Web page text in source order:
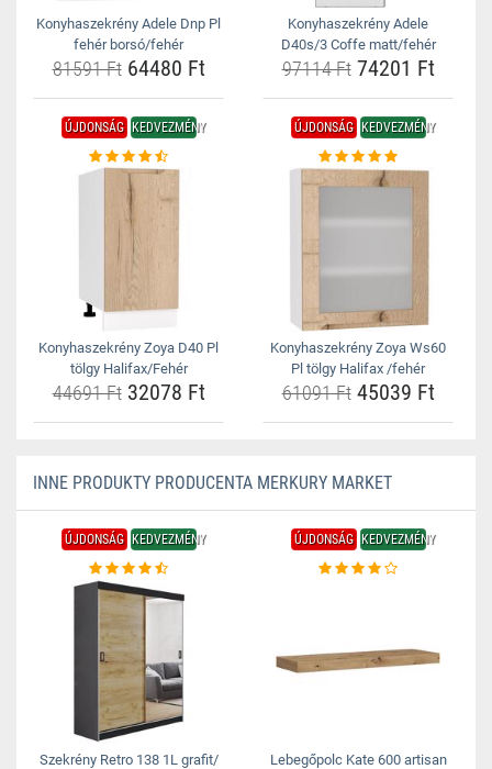
Konyhaszekrény Adele Dnp Pl
fehér borsó/fehér
81591 Ft64480 Ft
Konyhaszekrény Adele
D40s/3 Coffe matt/fehér
97114 Ft74201 Ft
ÚJDONSÁG KEDVEZMÉNY
Konyhaszekrény Zoya D40 Pl
tölgy Halifax/Fehér
44691 Ft32078 Ft
ÚJDONSÁG KEDVEZMÉNY
Konyhaszekrény Zoya Ws60
Pl tölgy Halifax /fehér
61091 Ft45039 Ft
INNE PRODUKTY PRODUCENTA MERKURY MARKET
ÚJDONSÁG KEDVEZMÉNY
Szekrény Retro 138 1L grafit/
ÚJDONSÁG KEDVEZMÉNY
Lebegőpolc Kate 600 artisan